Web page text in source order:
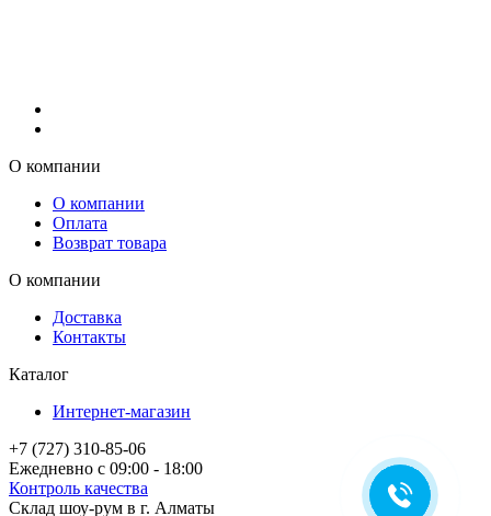
О компании
О компании
Оплата
Возврат товара
О компании
Доставка
Контакты
Каталог
Интернет-магазин
+7 (727) 310-85-06
Ежедневно с 09:00 - 18:00
Контроль качества
Склад шоу-рум в г. Алматы